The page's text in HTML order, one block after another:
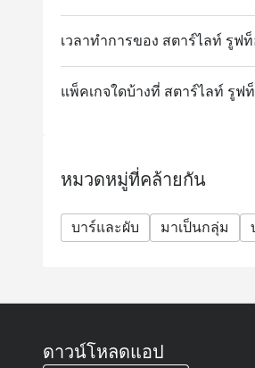
เวลาทำการของ สตาร์ไลท์ รูฟท็
แพ็คเกจใดบ้างที่ สตาร์ไลท์ รูฟ
หมวดหมู่ที่คล้ายกัน
บาร์และผับ มาเป็นกลุ่ม
ดาวน์โหลดแอป